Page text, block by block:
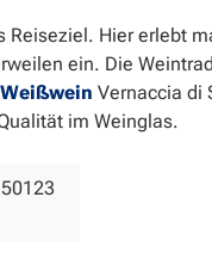
Hier erlebt
ein. Die
Weißwein Vernaccia di
im Weinglas.